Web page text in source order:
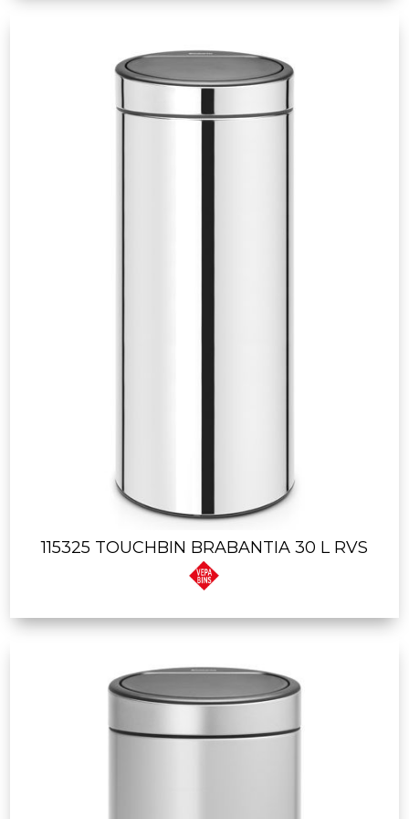
115325 TOUCHBIN BRABANTIA 30 L RVS